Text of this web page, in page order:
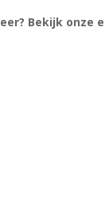
Bekijk